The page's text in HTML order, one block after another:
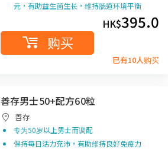
元，有助益生菌生长，维持肠道环境平衡
HK$395.0
购买
已有10人购买
善存男士50+配方60粒
善存
专为50岁以上男士而调配
保持每日活力充沛，有助维持良好免疫力